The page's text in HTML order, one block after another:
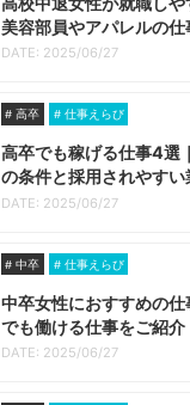
美容部員やアパレルの仕
DATE: 2025/06/27
高卒 仕事えらび
高卒でも稼げる仕事4選
の条件と採用されやす
DATE: 2025/06/27
中卒 仕事えらび
中卒女性におすすめの
でも働ける仕事をご紹介
DATE: 2025/06/27